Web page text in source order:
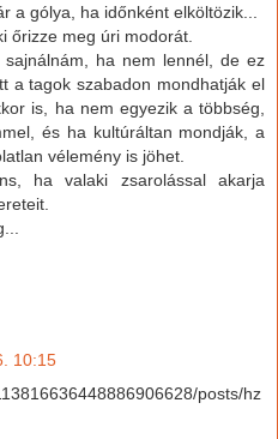
a gólya, ha időnként elköltözik...
őrizze meg úri modorát.
sajnálnám, ha nem lennél, de ez
a tagok szabadon mondhatják el
is, ha nem egyezik a többség,
és ha kultúráltan mondják, a
vélemény is jöhet.
ha valaki zsarolással akarja
10:15
posts/hz